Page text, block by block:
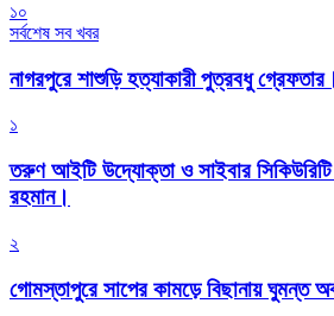
১০
সর্বশেষ সব খবর
নাগরপুরে শাশুড়ি হত্যাকারী পুত্রবধু গ্রেফতার।
১
তরুণ আইটি উদ্যোক্তা ও সাইবার সিকিউরিটি
রহমান।
২
গোমস্তাপুরে সাপের কামড়ে বিছানায় ঘুমন্ত